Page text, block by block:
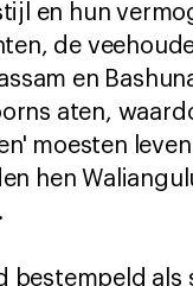
en hun
de
en
aten,
moesten
hen